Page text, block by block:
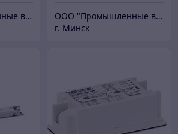
ООО "Промышленные вентиляторы и компоненты"
ООО "Промышленные вентиляторы и компоненты"
г. Минск